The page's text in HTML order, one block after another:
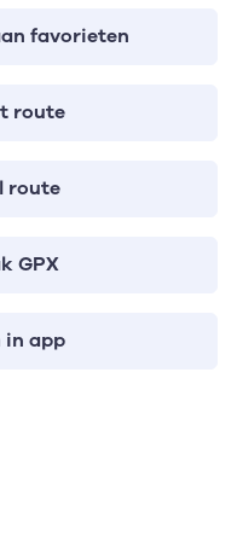
favorieten
route
route
GPX
in app